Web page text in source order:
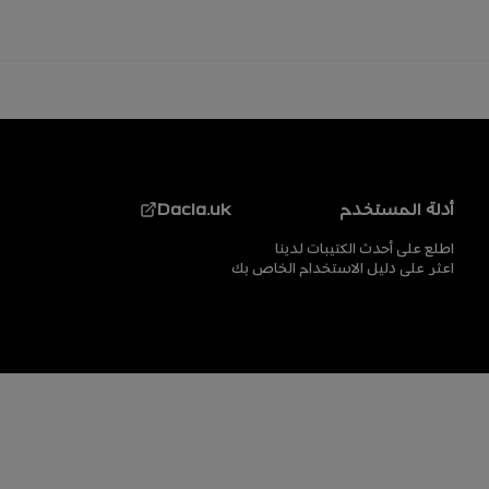
التذييل
أدلة المستخدم
اطلع على أحدث الكتيبات لدينا
اعثر على دليل الاستخدام الخاص بك
Dacia.uk